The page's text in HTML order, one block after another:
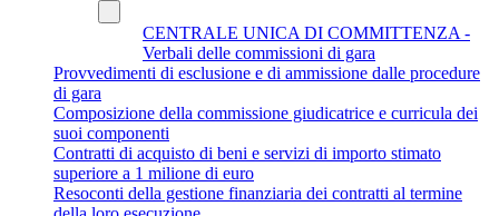
CENTRALE UNICA DI COMMITTENZA -
Verbali delle commissioni di gara
Provvedimenti di esclusione e di ammissione dalle procedure
di gara
Composizione della commissione giudicatrice e curricula dei
suoi componenti
Contratti di acquisto di beni e servizi di importo stimato
superiore a 1 milione di euro
Resoconti della gestione finanziaria dei contratti al termine